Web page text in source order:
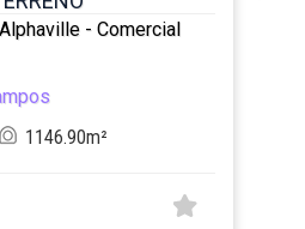
- Comercial
1146.90m²